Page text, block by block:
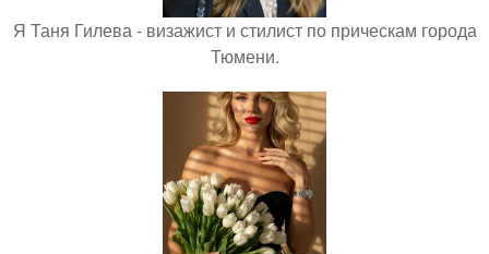
Я Таня Гилева - визажист и стилист по прическам города
Тюмени.